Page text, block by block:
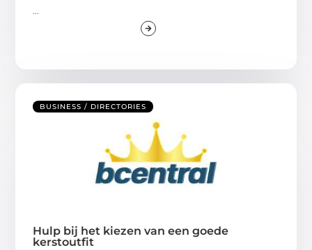
BUSINESS / DIRECTORIES
Hulp bij het kiezen van een goede
kerstoutfit